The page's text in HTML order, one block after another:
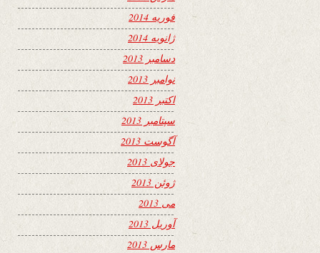
فوریه 2014
ژانویه 2014
دسامبر 2013
نوامبر 2013
اکتبر 2013
سپتامبر 2013
آگوست 2013
جولای 2013
ژوئن 2013
می 2013
آوریل 2013
مارس 2013